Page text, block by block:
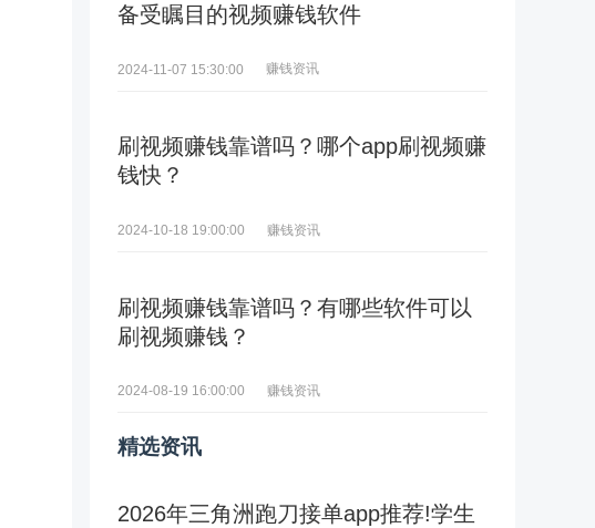
备受瞩目的视频赚钱软件
2024-11-07 15:30:00 赚钱资讯
刷视频赚钱靠谱吗？哪个app刷视频赚
钱快？
2024-10-18 19:00:00 赚钱资讯
刷视频赚钱靠谱吗？有哪些软件可以
刷视频赚钱？
2024-08-19 16:00:00 赚钱资讯
精选资讯
2026年三角洲跑刀接单app推荐!学生